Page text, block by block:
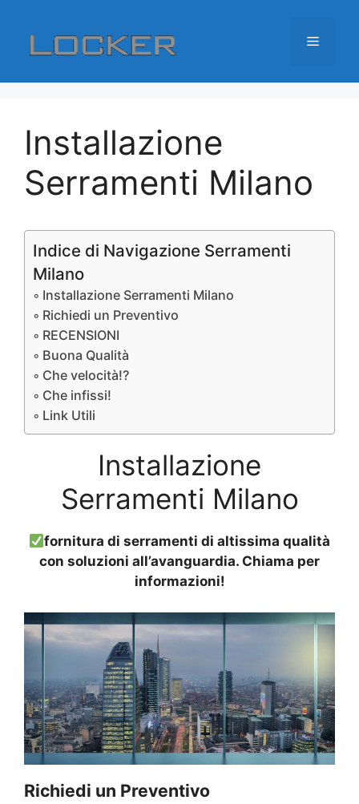
contenuto
Menu
Installazione
Serramenti Milano
Indice di Navigazione Serramenti
Milano
Installazione Serramenti Milano
Richiedi un Preventivo
RECENSIONI
Buona Qualità
Che velocità!?
Che infissi!
Link Utili
Installazione
Serramenti Milano
fornitura di serramenti di altissima qualità
con soluzioni all’avanguardia. Chiama per
informazioni!
Richiedi un Preventivo